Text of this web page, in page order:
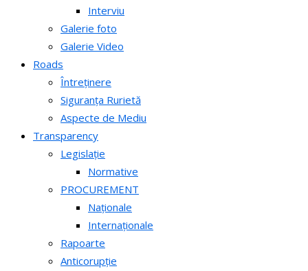
Interviu
Galerie foto
Galerie Video
Roads
Întreținere
Siguranța Rurietă
Aspecte de Mediu
Transparency
Legislație
Normative
PROCUREMENT
Naționale
Internaționale
Rapoarte
Anticorupție